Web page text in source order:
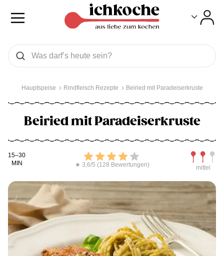
Was wollen Sie suchen
Suchen
Hauptspeise Rindfleisch Rezepte Beiried mit Paradeiserkruste
Beiried mit Paradeiserkruste
Kochdauer
15–30
MIN
Bewerten
★ 3,6/5 (128 Bewertungen) mittel